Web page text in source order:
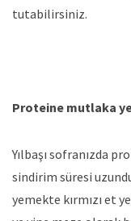
tutabilirsiniz.
Proteine mutlaka
Yılbaşı sofranızda
sindirim süresi
yemekte kırmızı et